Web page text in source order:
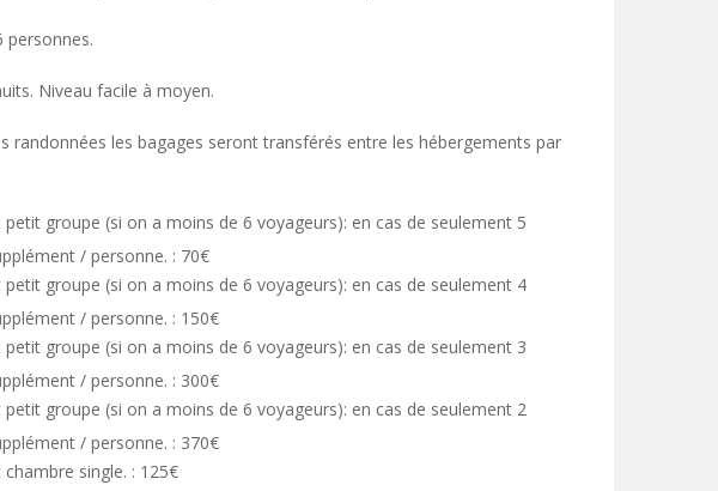
personnes.
Niveau facile à moyen.
randonnées les bagages seront transférés entre les hébergements par
petit groupe (si on a moins de 6 voyageurs): en cas de seulement 5
/ personne. : 70€
petit groupe (si on a moins de 6 voyageurs): en cas de seulement 4
/ personne. : 150€
petit groupe (si on a moins de 6 voyageurs): en cas de seulement 3
/ personne. : 300€
petit groupe (si on a moins de 6 voyageurs): en cas de seulement 2
/ personne. : 370€
chambre single. : 125€